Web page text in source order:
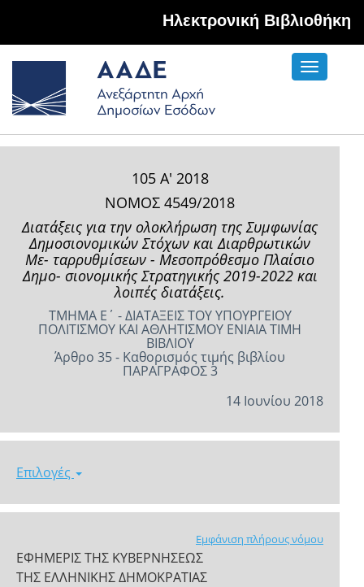
Hλεκτρονική Βιβλιοθήκη
Toggle
105 Α' 2018
ΝΟΜΟΣ 4549/2018
Διατάξεις για την ολοκλήρωση της Συμφωνίας
Δημοσιονομικών Στόχων και Διαρθρωτικών
Με- ταρρυθμίσεων - Μεσοπρόθεσμο Πλαίσιο
Δημο- σιονομικής Στρατηγικής 2019-2022 και
λοιπές διατάξεις.
ΤΜΗΜΑ Ε΄ - ΔΙΑΤΑΞΕΙΣ ΤΟΥ ΥΠΟΥΡΓΕΙΟΥ
ΠΟΛΙΤΙΣΜΟΥ ΚΑΙ ΑΘΛΗΤΙΣΜΟΥ ΕΝΙΑΙΑ ΤΙΜΗ
ΒΙΒΛΙΟΥ
Άρθρο 35 - Καθορισμός τιμής βιβλίου
ΠΑΡΑΓΡΑΦΟΣ 3
14 Ιουνίου 2018
Επιλογές
Εμφάνιση πλήρους νόμου
ΕΦΗΜΕΡΙΣ ΤΗΣ ΚΥΒΕΡΝΗΣΕΩΣ
ΤΗΣ ΕΛΛΗΝΙΚΗΣ ΔΗΜΟΚΡΑΤΙΑΣ